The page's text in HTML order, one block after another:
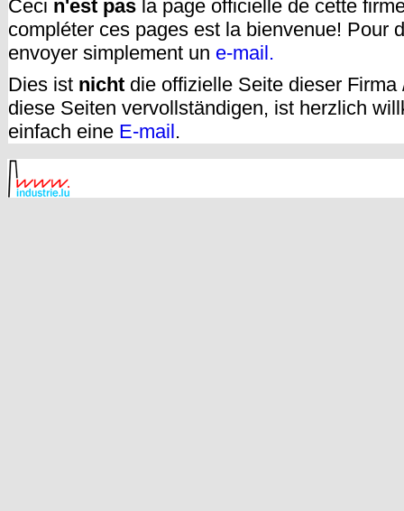
Ceci n'est pas la page officielle de cette
compléter ces pages est la bienvenue! Pour
envoyer simplement un e-mail.
Dies ist nicht die offizielle Seite dieser
diese Seiten vervollständigen, ist herzlich
einfach eine E-mail .